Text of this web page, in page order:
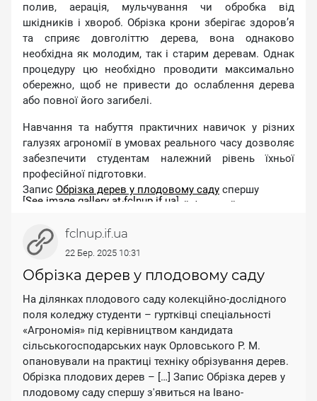
полив, аерація, мульчування чи обробка від
шкідників і хвороб. Обрізка крони зберігає здоров’я
та сприяє довголіттю дерева, вона однаково
необхідна як молодим, так і старим деревам. Однак
процедуру цю необхідно проводити максимально
обережно, щоб не привести до ослаблення дерева
або повної його загибелі.
Навчання та набуття практичних навичок у різних
галузях агрономії в умовах реального часу дозволяє
забезпечити студентам належний рівень їхньої
професійної підготовки.
[See image gallery at fclnup.if.ua]
Запис Обрізка дерев у плодовому саду спершу
з'явиться наІвано-Франківський фаховий коледж
природокористування
fclnup.if.ua
22 Бер. 2025 10:31
Обрізка дерев у плодовому саду
На ділянках плодового саду колекційно-дослідного
поля коледжу студенти – гуртківці спеціальності
«Агрономія» під керівництвом кандидата
сільськогосподарських наук Орловського Р. М.
опановували на практиці техніку обрізування дерев.
Обрізка плодових дерев – […] Запис Обрізка дерев у
плодовому саду спершу з'явиться на Івано-